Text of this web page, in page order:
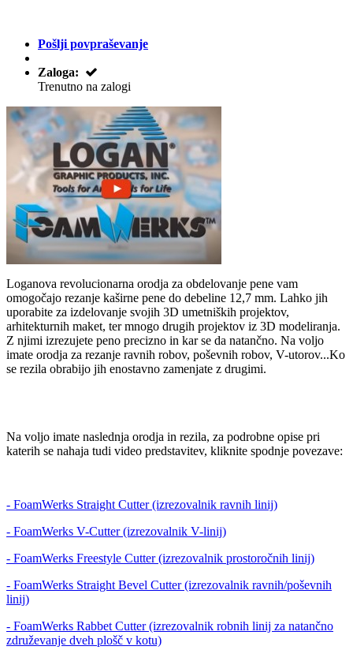
Pošlji povpraševanje
Zaloga:
Trenutno na zalogi
Loganova revolucionarna orodja za obdelovanje pene vam
omogočajo rezanje kaširne pene do debeline 12,7 mm. Lahko jih
uporabite za izdelovanje svojih 3D umetniških projektov,
arhitekturnih maket, ter mnogo drugih projektov iz 3D modeliranja.
Z njimi izrezujete peno precizno in kar se da natančno. Na voljo
imate orodja za rezanje ravnih robov, poševnih robov, V-utorov...Ko
se rezila obrabijo jih enostavno zamenjate z drugimi.
Na voljo imate naslednja orodja in rezila, za podrobne opise pri
katerih se nahaja tudi video predstavitev, kliknite spodnje povezave:
- FoamWerks Straight Cutter (izrezovalnik ravnih linij)
- FoamWerks V-Cutter (izrezovalnik V-linij)
- FoamWerks Freestyle Cutter (izrezovalnik prostoročnih linij)
- FoamWerks Straight Bevel Cutter (izrezovalnik ravnih/poševnih
linij)
- FoamWerks Rabbet Cutter (izrezovalnik robnih linij za natančno
združevanje dveh plošč v kotu)